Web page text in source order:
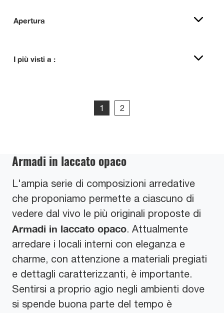
Apertura
I più visti a :
1 2
Armadi in laccato opaco
L'ampia serie di composizioni arredative
che proponiamo permette a ciascuno di
vedere dal vivo le più originali proposte di
Armadi in laccato opaco. Attualmente
arredare i locali interni con eleganza e
charme, con attenzione a materiali pregiati
e dettagli caratterizzanti, è importante.
Sentirsi a proprio agio negli ambienti dove
si spende buona parte del tempo è